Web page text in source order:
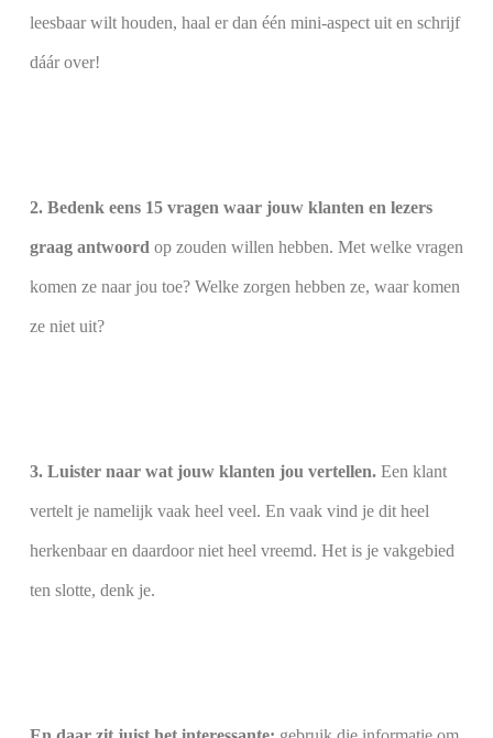
leesbaar wilt houden, haal er dan één mini-aspect uit en schrijf
dáár over!
2. Bedenk eens 15 vragen waar jouw klanten en lezers
graag antwoordop zouden willen hebben. Met welke vragen
komen ze naar jou toe? Welke zorgen hebben ze, waar komen
ze niet uit?
3. Luister naar wat jouw klanten jou vertellen.Een klant
vertelt je namelijk vaak heel veel. En vaak vind je dit heel
herkenbaar en daardoor niet heel vreemd. Het is je vakgebied
ten slotte, denk je.